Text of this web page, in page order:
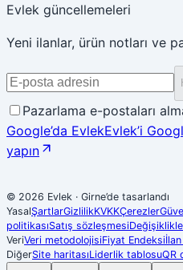
Evlek güncellemeleri
Yeni ilanlar, ürün notları ve
Pazarlama e-postaları
Google’da EvlekEvlek’i
yapın
© 2026 Evlek · Girne’de tasarlandı
YasalŞartlarGizlilikKVKKÇerezler
politikasıSatış sözleşmesi
VeriVeri metodolojisiFiyat Endeksi
DiğerSite haritasıLiderlik tablosuQR